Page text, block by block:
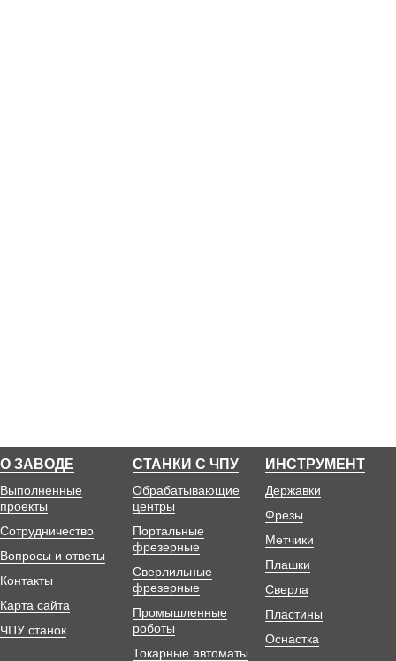
О ЗАВОДЕ
Выполненные
проекты
Сотрудничество
Вопросы и ответы
Контакты
Карта сайта
ЧПУ станок
СТАНКИ С ЧПУ
Обрабатывающие
центры
Портальные
фрезерные
Сверлильные
фрезерные
Промышленные
роботы
Токарные автоматы
ИНСТРУМЕНТ
Державки
Фрезы
Метчики
Плашки
Сверла
Пластины
Оснастка